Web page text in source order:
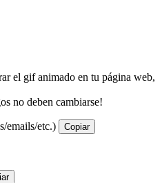
el gif animado en tu página web,
no deben cambiarse!
emails/etc.) Copiar